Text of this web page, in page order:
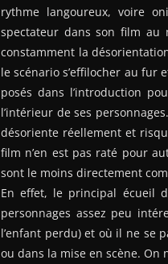
rythme langoureux, voire
spectateur dans son film au
constamment la
le scénario s’effilocher au fur
posés dans l’introduction
l’intérieur de ses
désoriente réellement et
film n’en est pas raté pour
sont le moins directement
En effet, le principal écueil
personnages assez peu
l’enfant perdu) et où il ne se
ou dans la mise en scène.